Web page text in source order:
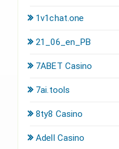
1v1chat.one
21_06_en_PB
7ABET Casino
7ai.tools
8ty8 Casino
Adell Casino